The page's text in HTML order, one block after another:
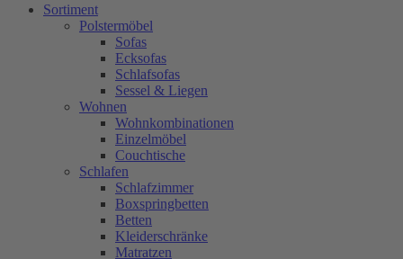
Sortiment
Polstermöbel
Sofas
Ecksofas
Schlafsofas
Sessel & Liegen
Wohnen
Wohnkombinationen
Einzelmöbel
Couchtische
Schlafen
Schlafzimmer
Boxspringbetten
Betten
Kleiderschränke
Matratzen